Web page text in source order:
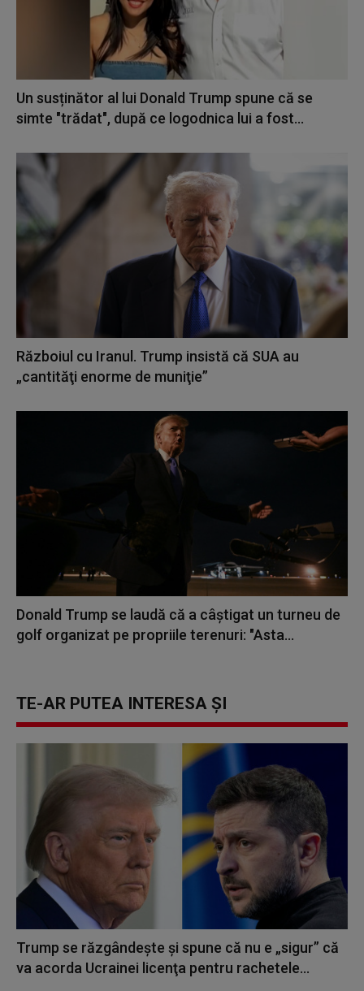
Un susținător al lui Donald Trump spune că se
simte "trădat", după ce logodnica lui a fost...
Războiul cu Iranul. Trump insistă că SUA au
„cantităţi enorme de muniţie”
Donald Trump se laudă că a câștigat un turneu de
golf organizat pe propriile terenuri: "Asta...
TE-AR PUTEA INTERESA ȘI
Trump se răzgândește și spune că nu e „sigur” că
va acorda Ucrainei licenţa pentru rachetele...